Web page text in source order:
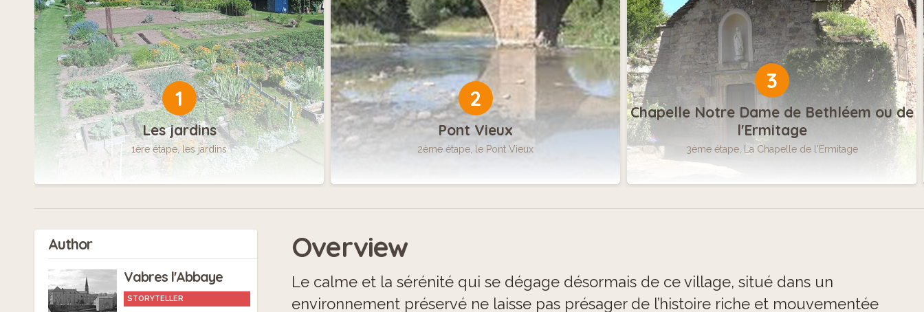
1
Les jardins
1ère étape, les jardins
2
Pont Vieux
2ème étape, le Pont Vieux
3
Chapelle Notre Dame de Bethléem ou de
l'Ermitage
3ème étape, La Chapelle de l'Ermitage
Author
Vabres l'Abbaye
STORYTELLER
Overview
Le calme et la sérénité qui se dégage désormais de ce village, situé dans un
environnement préservé ne laisse pas présager de l’histoire riche et mouvementée